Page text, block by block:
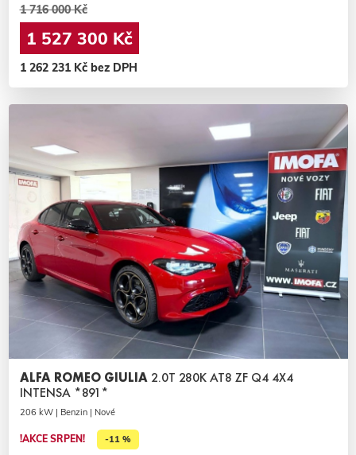
1 716 000 Kč
1 527 300 Kč
1 262 231 Kč bez DPH
ALFA ROMEO GIULIA 2.0T 280K AT8 ZF Q4 4X4
INTENSA *891*
206 kW | Benzin | Nové
!AKCE SRPEN! -11 %